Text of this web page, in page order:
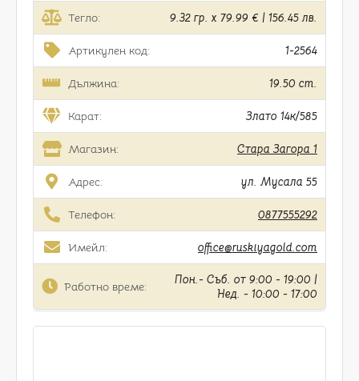
Тегло: 9.32 гр. x 79.99 € | 156.45 лв.
Артикулен код: 1-2564
Дължина: 19.50 cm.
Карат: Злато 14к/585
Магазин: Стара Загора 1
Адрес: ул. Мусала 55
Телефон: 0877555292
Имейл: office@ruskiyagold.com
Работно време:
Пон.- Съб. от 9:00 - 19:00 |
Нед. - 10:00 - 17:00